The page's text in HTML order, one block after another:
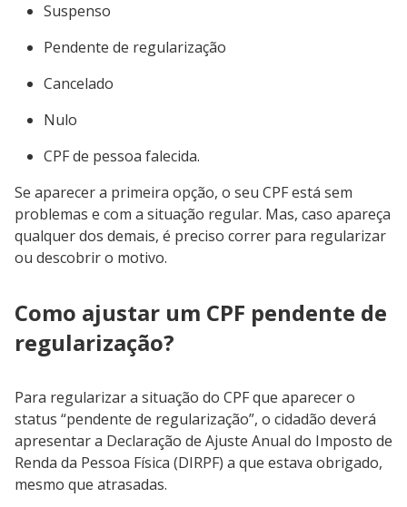
Suspenso
Pendente de regularização
Cancelado
Nulo
CPF de pessoa falecida.
Se aparecer a primeira opção, o seu CPF está sem
problemas e com a situação regular. Mas, caso apareça
qualquer dos demais, é preciso correr para regularizar
ou descobrir o motivo.
Como ajustar um CPF pendente de
regularização?
Para regularizar a situação do CPF que aparecer o
status “pendente de regularização”, o cidadão deverá
apresentar a Declaração de Ajuste Anual do Imposto de
Renda da Pessoa Física (DIRPF) a que estava obrigado,
mesmo que atrasadas.